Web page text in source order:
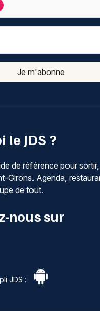
le JDS ?
de référence pour
Girons. Agenda,
de tout.
nous sur
JDS :
Je m'abonne